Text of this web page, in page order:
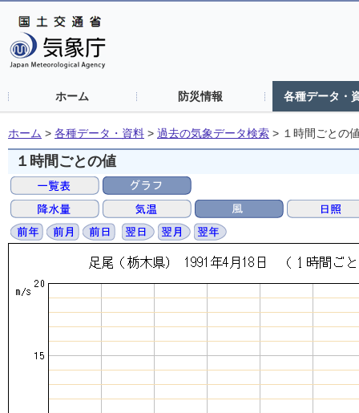
ホーム 防災情報 各種データ・
ホーム > 各種データ・資料 > 過去の気象データ検索 > １時間ごとの
１時間ごとの値